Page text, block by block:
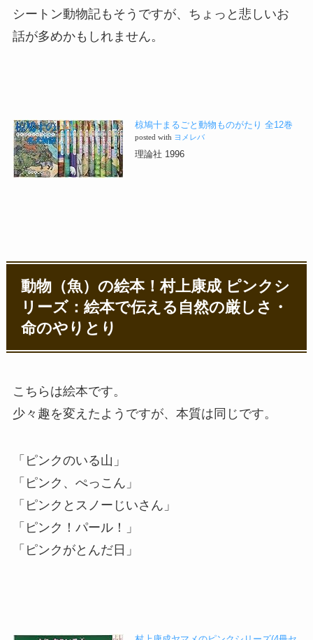
シートン動物記もそうですが、ちょっと悲しいお
話が多めかもしれません。
椋鳩十まるごと動物ものがたり 全12巻
posted with ヨメレバ
理論社 1996
動物（魚）の絵本！村上康成 ピンクシ
リーズ：絵本で伝える自然の厳しさ・
命のやりとり
こちらは絵本です。
少々趣を変えたようですが、本質は同じです。
「ピンクのいる山」
「ピンク、ぺっこん」
「ピンクとスノーじいさん」
「ピンク！パール！」
「ピンクがとんだ日」